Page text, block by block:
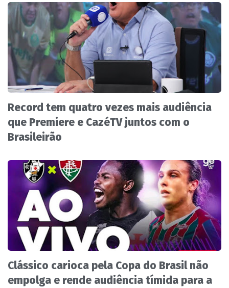
Record tem quatro vezes mais audiência
que Premiere e CazéTV juntos com o
Brasileirão
Clássico carioca pela Copa do Brasil não
empolga e rende audiência tímida para a